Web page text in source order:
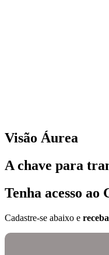
Visão Áurea
A chave para
Tenha acesso
Cadastre-se abaixo e